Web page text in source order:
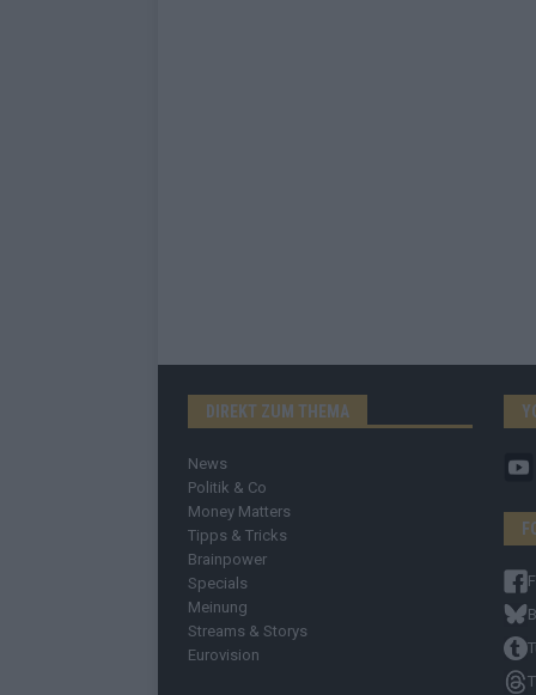
DIREKT ZUM THEMA
News
Politik & Co
Money Matters
Tipps & Tricks
Brainpower
Specials
Meinung
Streams & Storys
Eurovision